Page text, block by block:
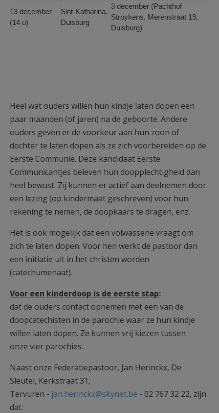
13 december
(14 u)
Sint-Katharina,
Duisburg
3 december (Pachthof
Stroykens, Merenstraat 19,
Duisburg)
Heel wat ouders willen hun kindje laten dopen een
paar maanden (of jaren) na de geboorte. Andere
ouders geven er de voorkeur aan hun zoon of
dochter te laten dopen als ze zich voorbereiden op de
Eerste Communie. Deze kandidaat Eerste
Communicantjes beleven hun doopplechtigheid dan
heel bewust. Zij kunnen er actief aan deelnemen door
een lezing (op kindermaat geschreven) voor hun
rekening te nemen, de doopkaars te dragen, enz.
Het is ook mogelijk dat een volwassene vraagt om
zich te laten dopen. Voor hen werkt de pastoor dan
een initiatie uit in het christen worden
(catechumenaat).
Voor een kinderdoop is de eerste stap:
dat de ouders contact opnemen met een van de
doopcatechisten in de parochie waar ze hun kindje
willen laten dopen. Ze kunnen vrij kiezen tussen
onze vier parochies.
Naast onze Federatiepastoor, Jan Herinckx, De
Sleutel, Kerkstraat 31,
Tervuren - jan.herinckx@skynet.be - 02 767 32 22, zijn
dat: